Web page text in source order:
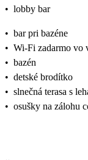
• lobby bar
• bar pri bazéne
• Wi-Fi zadarmo vo
• bazén
• detské brodítko
• slnečná terasa s
• osušky na zálohu